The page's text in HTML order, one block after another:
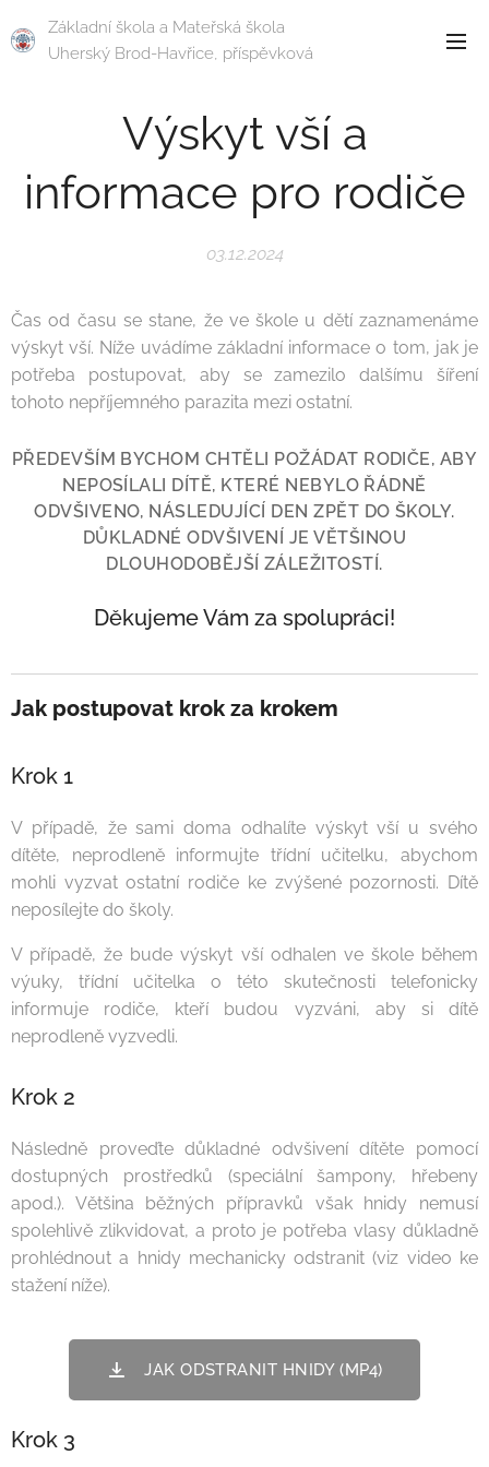
Základní škola a Mateřská škola
Uherský Brod-Havřice, příspěvková
Výskyt vší a
informace pro rodiče
03.12.2024
Čas od času se stane, že ve škole u dětí zaznamenáme
výskyt vší. Níže uvádíme základní informace o tom, jak je
potřeba postupovat, aby se zamezilo dalšímu šíření
tohoto nepříjemného parazita mezi ostatní.
PŘEDEVŠÍM BYCHOM CHTĚLI POŽÁDAT RODIČE, ABY
NEPOSÍLALI DÍTĚ, KTERÉ NEBYLO ŘÁDNĚ
ODVŠIVENO, NÁSLEDUJÍCÍ DEN ZPĚT DO ŠKOLY.
DŮKLADNÉ ODVŠIVENÍ JE VĚTŠINOU
DLOUHODOBĚJŠÍ ZÁLEŽITOSTÍ.
Děkujeme Vám za spolupráci!
Jak postupovat krok za krokem
Krok 1
V případě, že sami doma odhalíte výskyt vší u svého
dítěte, neprodleně informujte třídní učitelku, abychom
mohli vyzvat ostatní rodiče ke zvýšené pozornosti. Dítě
neposílejte do školy.
V případě, že bude výskyt vší odhalen ve škole během
výuky, třídní učitelka o této skutečnosti telefonicky
informuje rodiče, kteří budou vyzváni, aby si dítě
neprodleně vyzvedli.
Krok 2
Následně proveďte důkladné odvšivení dítěte pomocí
dostupných prostředků (speciální šampony, hřebeny
apod.). Většina běžných přípravků však hnidy nemusí
spolehlivě zlikvidovat, a proto je potřeba vlasy důkladně
prohlédnout a hnidy mechanicky odstranit (viz video ke
stažení níže).
JAK ODSTRANIT HNIDY (MP4)
Krok 3